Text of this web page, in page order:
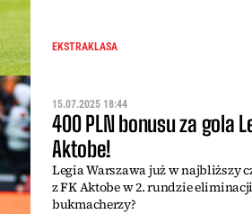
EKSTRAKLASA
15.07.2025 18:44
400 PLN bonusu za gola
Aktobe!
Legia Warszawa już w najbliższy
z FK Aktobe w 2. rundzie
bukmacherzy?